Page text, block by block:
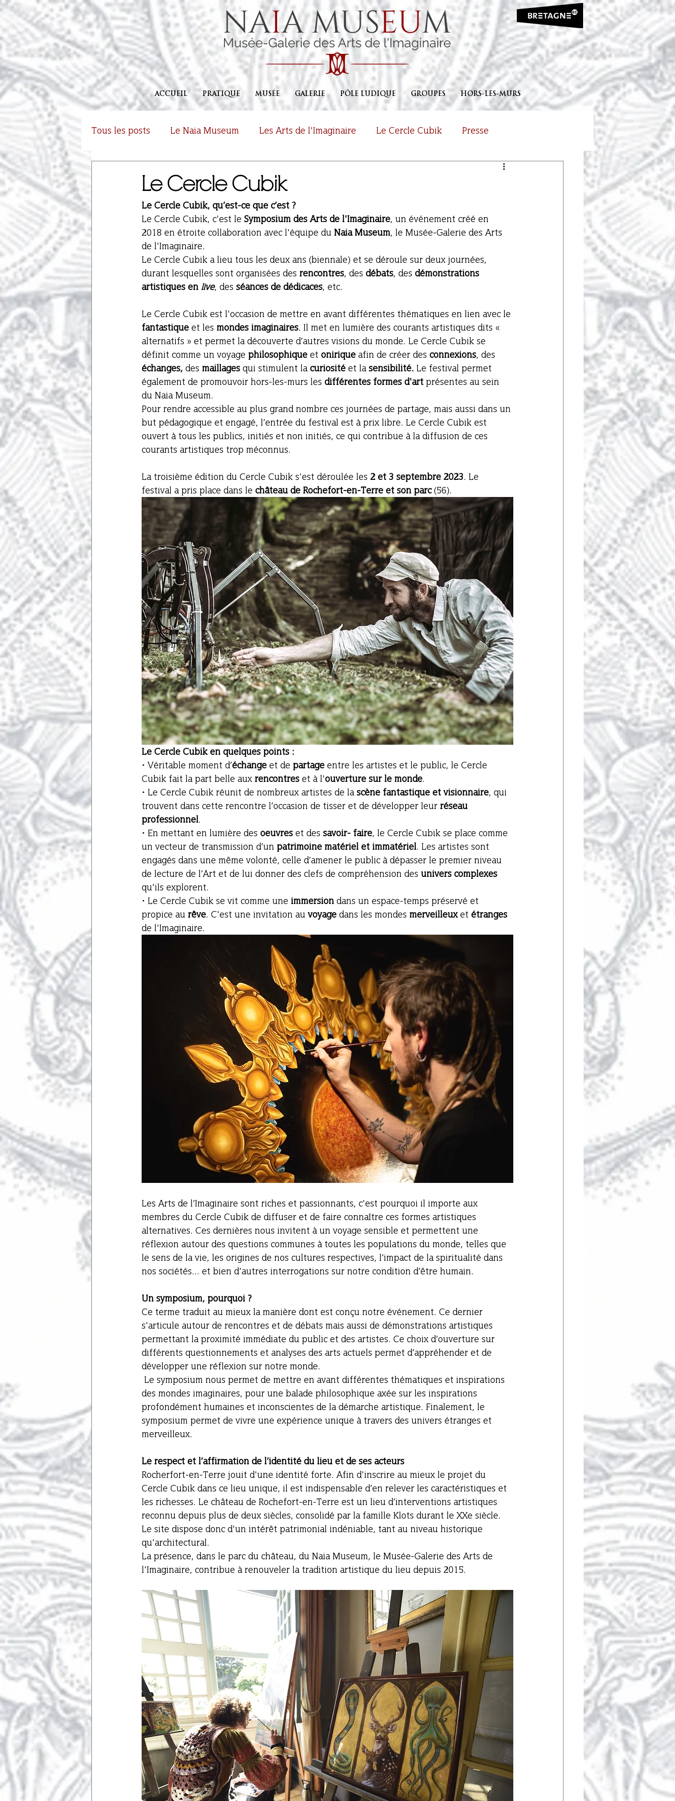
ACCUEIL PRATIQUE MUSÉE GALERIE PÔLE LUDIQUE GROUPES HORS-LES-MURS
Tous les posts Le Naia Museum Les Arts de l'Imaginaire Le Cercle Cubik Presse
Le Cercle Cubik
Le Cercle Cubik, qu’est-ce que c’est ?
Le Cercle Cubik, c'est le Symposium des Arts de l'Imaginaire, un événement créé en
2018 en étroite collaboration avec l'équipe du Naia Museum, le Musée-Galerie des Arts
de l'Imaginaire.
Le Cercle Cubik a lieu tous les deux ans (biennale) et se déroule sur deux journées,
durant lesquelles sont organisées des rencontres, des débats, des démonstrations
artistiques en live, des séances de dédicaces, etc.
Le Cercle Cubik est l'occasion de mettre en avant différentes thématiques en lien avec le
fantastique et les mondes imaginaires. Il met en lumière des courants artistiques dits «
alternatifs » et permet la découverte d’autres visions du monde. Le Cercle Cubik se
définit comme un voyage philosophique et onirique afin de créer des connexions, des
échanges, des maillages qui stimulent la curiosité et la sensibilité. Le festival permet
également de promouvoir hors-les-murs les différentes formes d'art présentes au sein
du Naia Museum.
Pour rendre accessible au plus grand nombre ces journées de partage, mais aussi dans un
but pédagogique et engagé, l’entrée du festival est à prix libre. Le Cercle Cubik est
ouvert à tous les publics, initiés et non initiés, ce qui contribue à la diffusion de ces
courants artistiques trop méconnus.
La troisième édition du Cercle Cubik s'est déroulée les 2 et 3 septembre 2023. Le
festival a pris place dans le château de Rochefort-en-Terre et son parc (56).
Le Cercle Cubik en quelques points :
• Véritable moment d’échange et de partage entre les artistes et le public, le Cercle
Cubik fait la part belle aux rencontres et à l'ouverture sur le monde.
• Le Cercle Cubik réunit de nombreux artistes de la scène fantastique et visionnaire, qui
trouvent dans cette rencontre l’occasion de tisser et de développer leur réseau
professionnel.
• En mettant en lumière des oeuvres et des savoir- faire, le Cercle Cubik se place comme
un vecteur de transmission d’un patrimoine matériel et immatériel. Les artistes sont
engagés dans une même volonté, celle d’amener le public à dépasser le premier niveau
de lecture de l’Art et de lui donner des clefs de compréhension des univers complexes
qu'ils explorent.
• Le Cercle Cubik se vit comme une immersion dans un espace-temps préservé et
propice au rêve. C'est une invitation au voyage dans les mondes merveilleux et étranges
de l'Imaginaire.
Les Arts de l’Imaginaire sont riches et passionnants, c'est pourquoi il importe aux
membres du Cercle Cubik de diffuser et de faire connaître ces formes artistiques
alternatives. Ces dernières nous invitent à un voyage sensible et permettent une
réflexion autour des questions communes à toutes les populations du monde, telles que
le sens de la vie, les origines de nos cultures respectives, l’impact de la spiritualité dans
nos sociétés... et bien d'autres interrogations sur notre condition d’être humain.
Un symposium, pourquoi ?
Ce terme traduit au mieux la manière dont est conçu notre événement. Ce dernier
s'articule autour de rencontres et de débats mais aussi de démonstrations artistiques
permettant la proximité immédiate du public et des artistes. Ce choix d’ouverture sur
différents questionnements et analyses des arts actuels permet d’appréhender et de
développer une réflexion sur notre monde.
des mondes imaginaires, pour une balade philosophique axée sur les inspirations
profondément humaines et inconscientes de la démarche artistique. Finalement, le
symposium permet de vivre une expérience unique à travers des univers étranges et
merveilleux.
Le respect et l’affirmation de l’identité du lieu et de ses acteurs
Rocherfort-en-Terre jouit d'une identité forte. Afin d'inscrire au mieux le projet du
Cercle Cubik dans ce lieu unique, il est indispensable d’en relever les caractéristiques et
les richesses. Le château de Rochefort-en-Terre est un lieu d’interventions artistiques
reconnu depuis plus de deux siècles, consolidé par la famille Klots durant le XXe siècle.
Le site dispose donc d'un intérêt patrimonial indéniable, tant au niveau historique
qu'architectural.
La présence, dans le parc du château, du Naia Museum, le Musée-Galerie des Arts de
l'Imaginaire, contribue à renouveler la tradition artistique du lieu depuis 2015.